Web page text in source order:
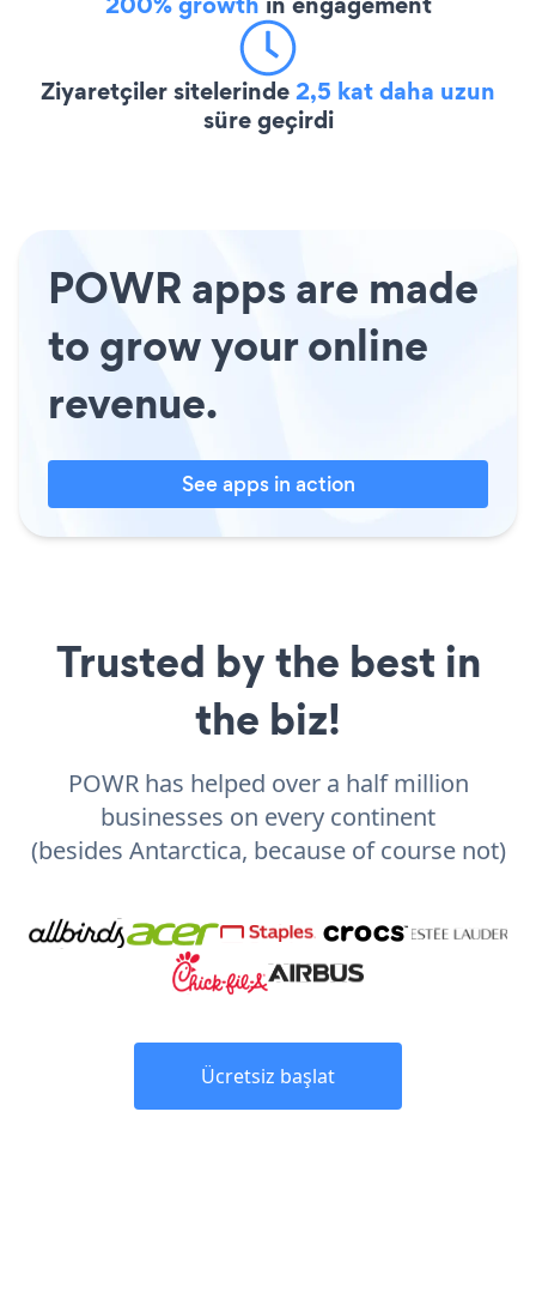
Ziyaretçiler sitelerinde2,5 kat daha uzun
süre geçirdi
POWR apps are made
to grow your online
revenue.
See apps in action
Trusted by the best in
the biz!
POWR has helped over a half million
businesses on every continent
(besides Antarctica, because of course not)
Ücretsiz başlat